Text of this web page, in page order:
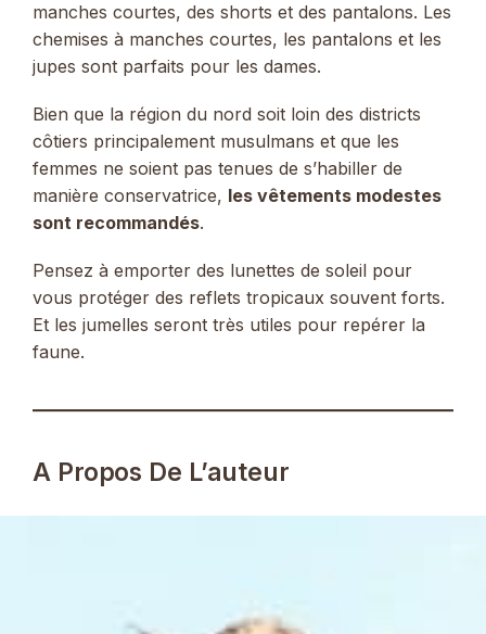
manches courtes, des shorts et des pantalons. Les
chemises à manches courtes, les pantalons et les
jupes sont parfaits pour les dames.
Bien que la région du nord soit loin des districts
côtiers principalement musulmans et que les
femmes ne soient pas tenues de s’habiller de
manière conservatrice, les vêtements modestes
sont recommandés.
Pensez à emporter des lunettes de soleil pour
vous protéger des reflets tropicaux souvent forts.
Et les jumelles seront très utiles pour repérer la
faune.
A Propos De L’auteur